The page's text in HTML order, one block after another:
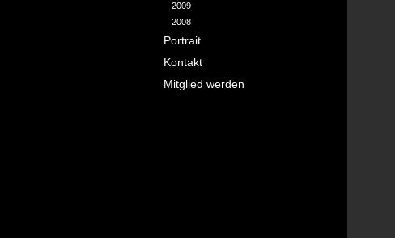
2009
2008
Portrait
Kontakt
Mitglied werden